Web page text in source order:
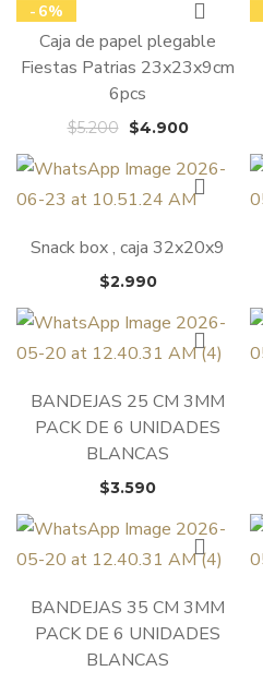
-6%
Caja de papel plegable
Fiestas Patrias 23x23x9cm
6pcs
$5.200 El
original
era:
$4.900El
actual
es:
Snack box , caja 32x20x9
$2.990
BANDEJAS 25 CM 3MM
PACK DE 6 UNIDADES
BLANCAS
$3.590
BANDEJAS 35 CM 3MM
PACK DE 6 UNIDADES
BLANCAS